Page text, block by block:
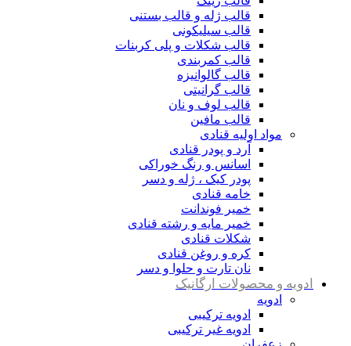
قالب ژله و قالب بستنی
قالب سیلیکونی
قالب شکلات و پلی کربنات
قالب کمربندی
قالب گالوانیزه
قالب گرانیتی
قالب لوف و نان
قالب مافین
مواد اولیه قنادی
آرد و پودر قنادی
اسانس و رنگ خوراکی
پودر کیک ، ژله و دسر
خامه قنادی
خمیر فوندانت
خمیر مایه و رشته قنادی
شکلات قنادی
کره و روغن قنادی
نان تارت و حلوا و دسر
ادویه و محصولات ارگانیک
ادویه
ادویه ترکیبی
ادویه غیر ترکیبی